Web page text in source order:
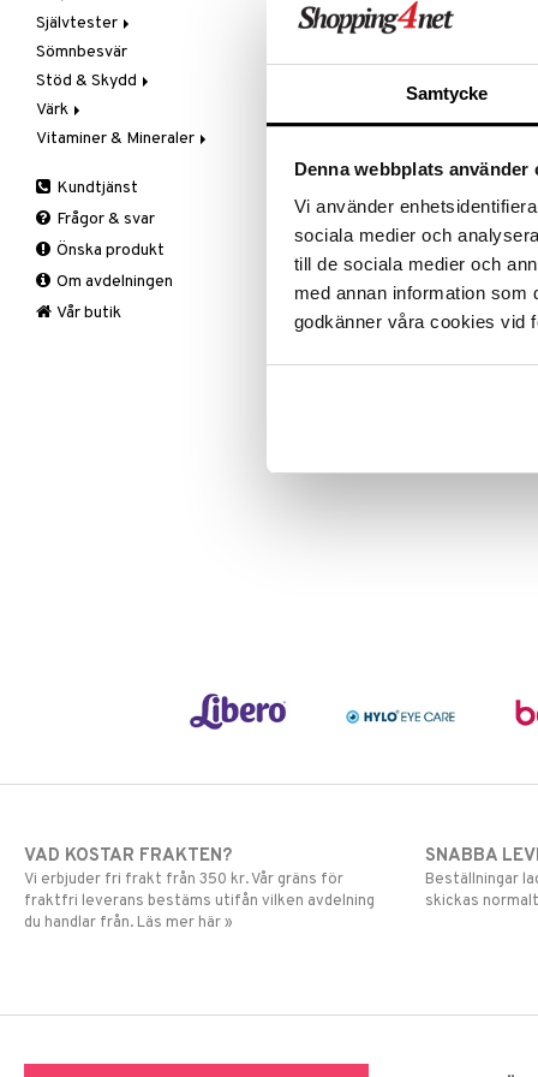
Samtycke
Denna webbplats använder
Vi använder
sociala medier och
till de sociala medier och
med annan information som
godkänner våra cookies vid
Produktinfo
Tandborstarna från Gum är
Den mjuka tandborsten ger
ett friskt tandkött.
Artikelnr
AGTVM-31-5
Lägsta pris senaste 30 dagarna:
Prostatabesvär
Sömn & Oro
Värk & Leder
Handsprit
Skavsår
Solkräm
Sugtablett
Tuggummi
Bett & Stick
Blodstoppare
Första hjälpen
Plåster & Tejp
Sår
Självtester
Blodtrycksmätare
Graviditet & Ägglossning
Övriga tester
Sömnbesvär
Stöd & Skydd
Armbåge
Halka
Knä
Nacke
Rygg
Stödstrumpor
Knästrumpa
Vad
Värk
Huvudvärk
Ledbesvär & Artros
Muskelvärk
PMS & Klimakteriet
Rygg & Nacke
Smärtstillande
Vitaminer & Mineraler
B-Vitaminer
C-Vitamin
Järn
Kalcium
Krom
Kundtjänst
Frågor & svar
Önska produkt
Om avdelningen
Vår butik
VAD KOSTAR FRAKTEN?
Vi erbjuder fri frakt från 350 kr. Vår gräns för
fraktfri leverans bestäms utifån vilken avdelning
du handlar från. Läs mer här »
SNABBA
Beställningar
skickas